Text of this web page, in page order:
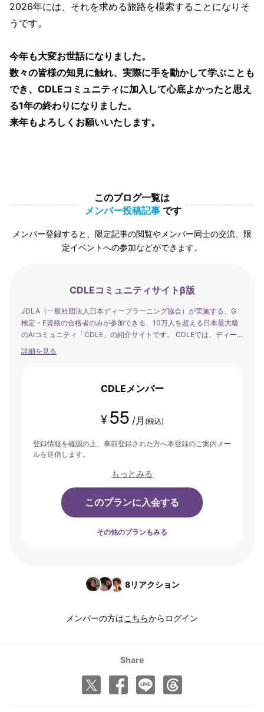
2026年には、それを求める旅路を模索することになりそ
うです。
今年も大変お世話になりました。
数々の皆様の知見に触れ、実際に手を動かして学ぶことも
でき、CDLEコミュニティに加入して心底よかったと思え
る1年の終わりになりました。
来年もよろしくお願いいたします。
このブログ一覧は
メンバー投稿記事 です
メンバー登録すると、限定記事の閲覧やメンバー同士の交流、限
定イベントへの参加などができます。
CDLEコミュニティサイトβ版
JDLA（一般社団法人日本ディープラーニング協会）が実施する、G
検定・E資格の合格者のみが参加できる、10万人を超える日本最大級
のAIコミュニティ「CDLE」の紹介サイトです。 CDLEでは、ディー
プラーニングの社会実装の日本代表として、社会を発展させるエバン
詳細を見る
CDLEメンバー
¥ 55 /月 (税込)
登録情報を確認の上、事前登録された方へ本登録のご案内メー
ルを送信します。
もっとみる
このプランに入会する
その他のプランもみる
8リアクション
メンバーの方はこちらからログイン
Share